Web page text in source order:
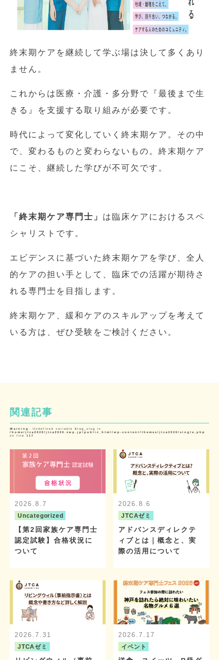
終末期ケアを継続して学ぶ場は決して多くあり
ません。
これからは医療・介護・多分野で『最後まで生
きる』を支援する取り組みが必要です。
時代によって変化していく終末期ケア。その中
で、変わるものと変わらないもの。終末期ケア
にこそ、継続した学びが不可欠です。
「終末期ケア専門士」 は臨床ケアにおけるスペ
シャリストです。
エビデンスに基づいた終末期ケアを学び、全人
的ケアの担い手として、臨床での活躍が期待さ
れる専門士を目指します。
終末期ケア、緩和ケアのスキルアップを考えて
いる方は、ぜひ受験をご検討ください。
関連記事
Warning : Undefined variable $tag_slug in
/home/jtca2020/jtca2020.xwp.jp/public_html/wp-content/themes/jtca2020/single.php
on line 117
2026.8.7
Uncategorized
【第2回家族ケア専門士
認定試験】合格状況に
ついて
2026.8.6
JTCAゼミ
アドバンスディレクテ
ィブとは｜概念と、実
際の活用について
2026.7.31
JTCAゼミ
2026.7.17
イベント